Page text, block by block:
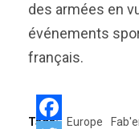
des armées en
événements
français.
Tags: Europe